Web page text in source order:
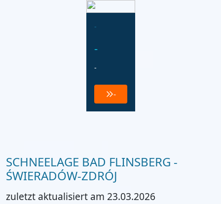
-
-
-
-
SCHNEELAGE BAD FLINSBERG -
ŚWIERADÓW-ZDRÓJ
zuletzt aktualisiert am 23.03.2026